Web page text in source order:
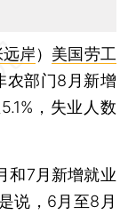
远岸） 美国劳工
农部门8月新增
，失业人数
7月新增就业
说，6月至8月